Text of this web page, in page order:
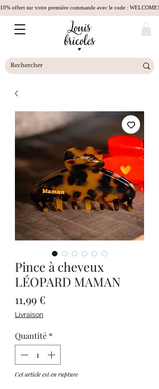
10% offert sur votre première commande avec le code :
Pince à cheveux
LÉOPARD MAMAN
11,99 €
Livraison
Quantité *
Cet article est en rupture